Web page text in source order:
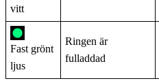
vitt
Fast grönt
ljus
Ringen är
fulladdad